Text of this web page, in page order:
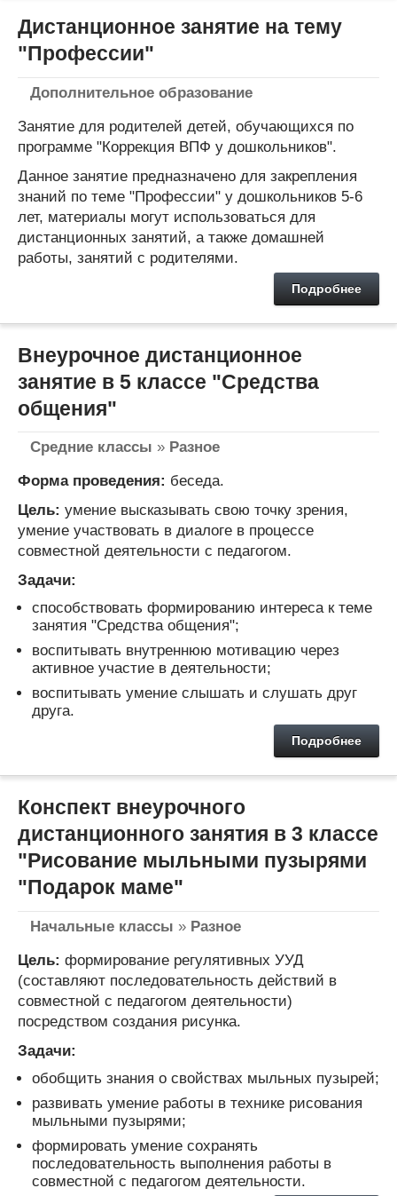
Дистанционное занятие на тему
"Профессии"
Дополнительное образование
Занятие для родителей детей, обучающихся по
программе "Коррекция ВПФ у дошкольников".
Данное занятие предназначено для закрепления
знаний по теме "Профессии" у дошкольников 5-6
лет, материалы могут использоваться для
дистанционных занятий, а также домашней
работы, занятий с родителями.
Подробнее
Внеурочное дистанционное
занятие в 5 классе "Средства
общения"
Средние классы » Разное
Форма проведения: беседа.
Цель: умение высказывать свою точку зрения,
умение участвовать в диалоге в процессе
совместной деятельности с педагогом.
Задачи:
способствовать формированию интереса к теме
занятия "Средства общения";
воспитывать внутреннюю мотивацию через
активное участие в деятельности;
воспитывать умение слышать и слушать друг
друга.
Подробнее
Конспект внеурочного
дистанционного занятия в 3 классе
"Рисование мыльными пузырями
"Подарок маме"
Начальные классы » Разное
Цель: формирование регулятивных УУД
(составляют последовательность действий в
совместной с педагогом деятельности)
посредством создания рисунка.
Задачи:
обобщить знания о свойствах мыльных пузырей;
развивать умение работы в технике рисования
мыльными пузырями;
формировать умение сохранять
последовательность выполнения работы в
совместной с педагогом деятельности.